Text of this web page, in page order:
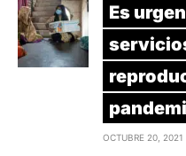
Es
OCTUBRE 20, 2021